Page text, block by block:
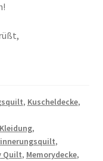
, Kuscheldecke,
,
,
Quilt, Memorydecke,